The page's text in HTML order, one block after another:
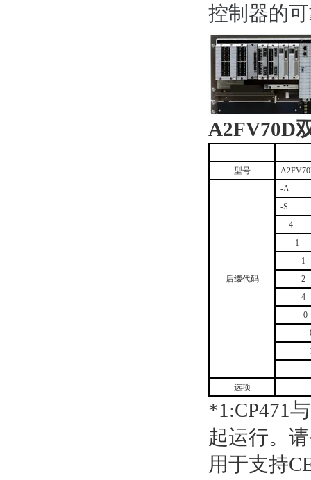
控制器的
A2FV70D
型号
后缀代码
-A
-S
4
1
1
2
4
0
选项
*1:CP471与
起运行。
用于支持